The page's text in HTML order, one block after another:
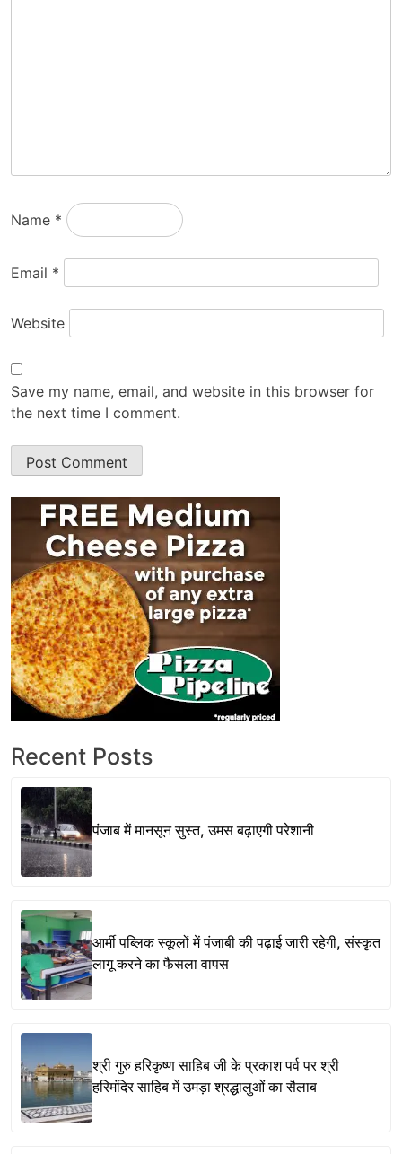
Name *
Email *
Website
Save my name, email, and website in this browser for
the next time I comment.
Recent Posts
पंजाब में मानसून सुस्त, उमस बढ़ाएगी परेशानी
आर्मी पब्लिक स्कूलों में पंजाबी की पढ़ाई जारी रहेगी, संस्कृत
लागू करने का फैसला वापस
श्री गुरु हरिकृष्ण साहिब जी के प्रकाश पर्व पर श्री
हरिमंदिर साहिब में उमड़ा श्रद्धालुओं का सैलाब